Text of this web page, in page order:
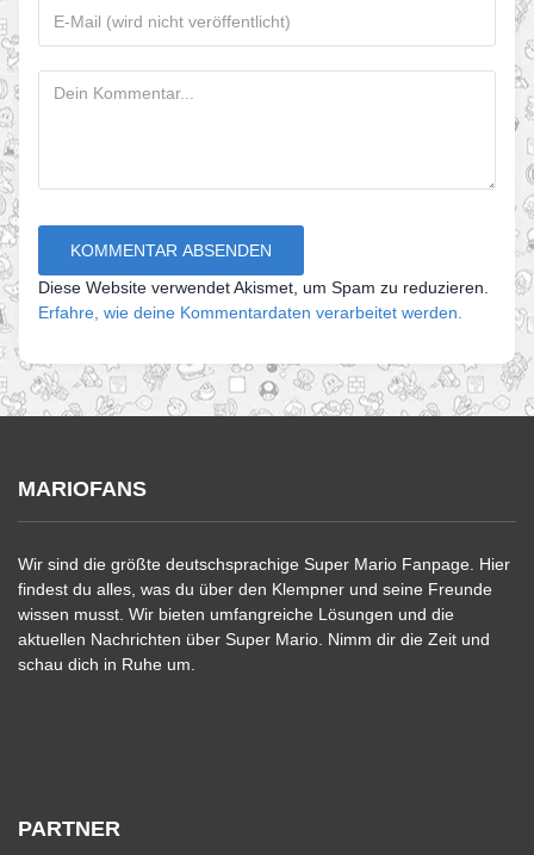
Diese Website verwendet Akismet, um Spam zu reduzieren.
Erfahre, wie deine Kommentardaten verarbeitet werden.
MARIOFANS
Wir sind die größte deutschsprachige Super Mario Fanpage. Hier
findest du alles, was du über den Klempner und seine Freunde
wissen musst. Wir bieten umfangreiche Lösungen und die
aktuellen Nachrichten über Super Mario. Nimm dir die Zeit und
schau dich in Ruhe um.
PARTNER